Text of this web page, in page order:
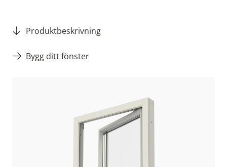
Produktbeskrivning
Bygg ditt fönster